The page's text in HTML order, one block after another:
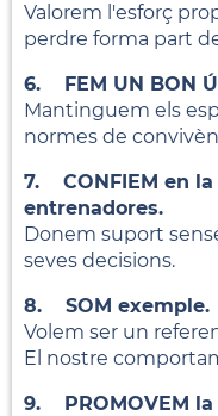
Valorem l'esforç
perdre forma part
6. FEM UN BON
Mantinguem els
normes de
7. CONFIEM en
entrenadores.
Donem suport
seves decisions.
8. SOM exemple.
Volem ser un
El nostre
9. PROMOVEM